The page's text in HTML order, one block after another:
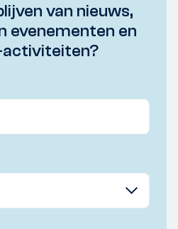
van nieuws,
evenementen en
activiteiten?